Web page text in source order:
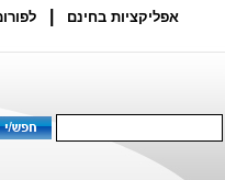
אפליקציות בחינם